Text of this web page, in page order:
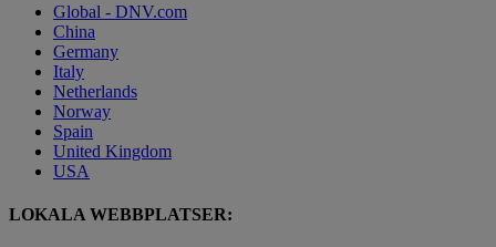
Global - DNV.com
China
Germany
Italy
Netherlands
Norway
Spain
United Kingdom
USA
LOKALA WEBBPLATSER: